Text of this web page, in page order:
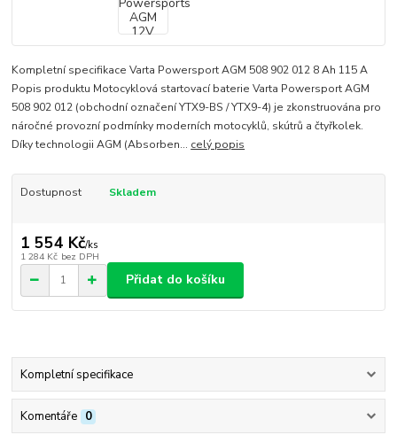
Kompletní specifikace Varta Powersport AGM 508 902 012 8 Ah 115 A
Popis produktu Motocyklová startovací baterie Varta Powersport AGM
508 902 012 (obchodní označení YTX9-BS / YTX9-4) je zkonstruována pro
náročné provozní podmínky moderních motocyklů, skútrů a čtyřkolek.
Díky technologii AGM (Absorben... celý popis
Dostupnost Skladem
1 554 Kč/ks
1 284 Kč bez DPH
Přidat do košíku
Kompletní specifikace
Komentáře 0